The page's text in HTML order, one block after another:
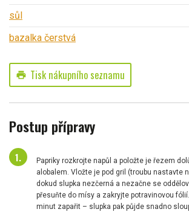
sůl
bazalka čerstvá
print Tisk nákupního seznamu
Postup přípravy
Papriky rozkrojte napůl a položte je řezem
alobalem. Vložte je pod gril (troubu nastavte
dokud slupka nezčerná a nezačne se
přesuňte do mísy a zakryjte potravinovou
minut zapařit – slupka pak půjde snadno